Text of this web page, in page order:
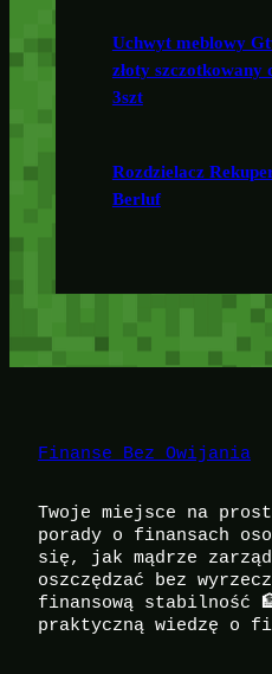
Uchwyt meblowy
złoty szczotkowany
3szt
Rozdzielacz
Berluf
Finanse Bez Owijania
Twoje miejsce na
porady o finansach
się, jak mądrze
oszczędzać bez
finansową stabilność
praktyczną wiedzę o